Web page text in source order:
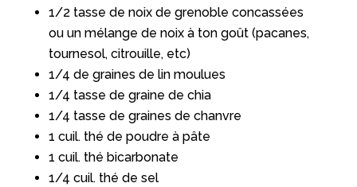
1/2 tasse de noix de grenoble concassées
ou un mélange de noix à ton goût (pacanes,
tournesol, citrouille, etc)
1/4 de graines de lin moulues
1/4 tasse de graine de chia
1/4 tasse de graines de chanvre
1 cuil. thé de poudre à pâte
1 cuil. thé bicarbonate
1/4 cuil. thé de sel